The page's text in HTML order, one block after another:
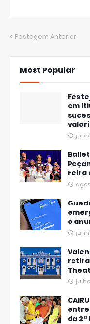
Postagem Anterior
Most Popular
em
Feira
e
da 2ª